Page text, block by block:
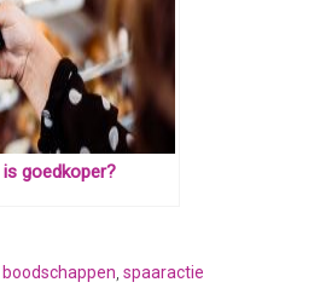
goedkoper?
boodschappen,spaaractie